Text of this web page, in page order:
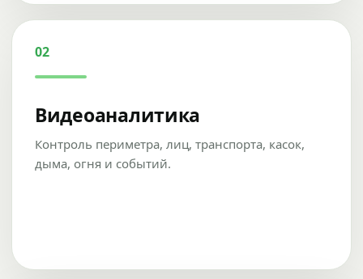
02
Видеоаналитика
Контроль периметра, лиц, транспорта, касок,
дыма, огня и событий.